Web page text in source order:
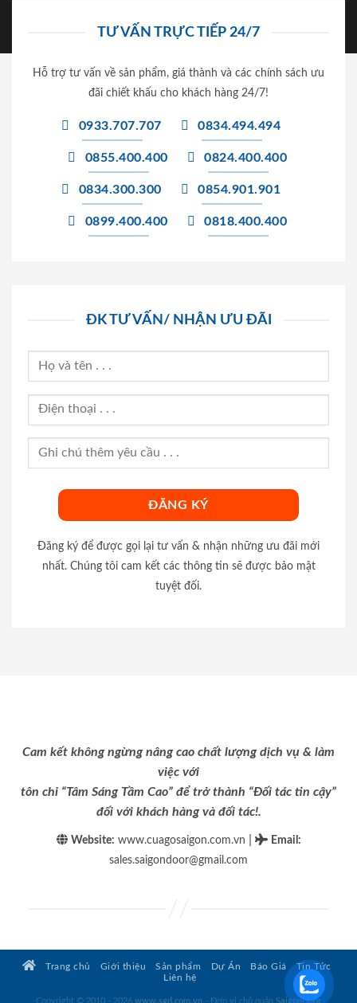
TƯ VẤN TRỰC TIẾP 24/7
Hỗ trợ tư vấn về sản phẩm, giá thành và các chính sách ưu
đãi chiết khấu cho khách hàng 24/7!
0933.707.707 0834.494.494
0855.400.400 0824.400.400
0834.300.300 0854.901.901
0899.400.400 0818.400.400
ĐK TƯ VẤN/ NHẬN ƯU ĐÃI
Đăng ký để được gọi lại tư vấn & nhận những ưu đãi mới
nhất. Chúng tôi cam kết các thông tin sẽ được bảo mật
tuyệt đối.
Cam kết không ngừng nâng cao chất lượng dịch vụ & làm
việc với
tôn chỉ “Tâm Sáng Tầm Cao” để trở thành “Đối tác tin cậy”
đối với khách hàng và đối tác!.
Website: www.cuagosaigon.com.vn Email :
sales.saigondoor@gmail.com
Trang chủ Giới thiệu Sản phẩm Dự Án Báo Giá
Tin Tức
Liên hệ
Copyright © 2010 - 2026 www.sgd.com.vn - Đơn vị chủ quản SaigonDoor